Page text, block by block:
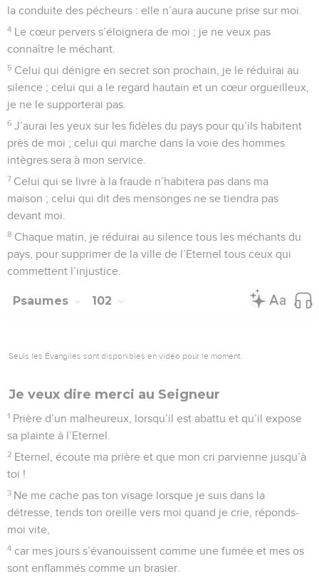
la conduite des pécheurs : elle n’aura aucune prise sur moi.
4 Le cœur pervers s’éloignera de moi ; je ne veux pas
connaître le méchant.
5 Celui qui dénigre en secret son prochain, je le réduirai au
silence ; celui qui a le regard hautain et un cœur orgueilleux,
je ne le supporterai pas.
6 J’aurai les yeux sur les fidèles du pays pour qu’ils habitent
près de moi ; celui qui marche dans la voie des hommes
intègres sera à mon service.
7 Celui qui se livre à la fraude n’habitera pas dans ma
maison ; celui qui dit des mensonges ne se tiendra pas
devant moi.
8 Chaque matin, je réduirai au silence tous les méchants du
pays, pour supprimer de la ville de l’Eternel tous ceux qui
commettent l’injustice.
Psaumes 102
Seuls les Évangiles sont disponibles en vidéo pour le moment.
Je veux dire merci au Seigneur
1 Prière d’un malheureux, lorsqu’il est abattu et qu’il expose
sa plainte à l’Eternel.
2 Eternel, écoute ma prière et que mon cri parvienne jusqu’à
toi !
3 Ne me cache pas ton visage lorsque je suis dans la
détresse, tends ton oreille vers moi quand je crie, réponds-
moi vite,
4 car mes jours s’évanouissent comme une fumée et mes os
sont enflammés comme un brasier.